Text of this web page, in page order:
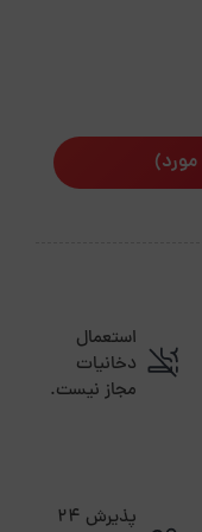
استعمال
دخانیات
مجاز نیست.
پذیرش ۲۴